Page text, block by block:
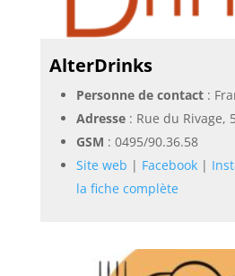
AlterDrinks
Personne de contact:
Adresse: Rue du Rivage,
GSM : 0495/90.36.58
Site web | Facebook|
la fiche complète